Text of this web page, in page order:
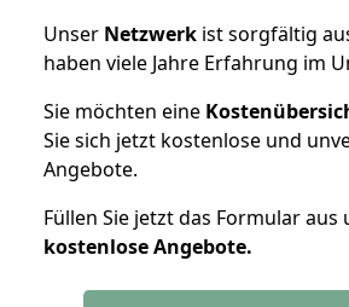
Unser Netzwerk ist sorgfältig
haben viele Jahre Erfahrung im
Sie möchten eine
Sie sich jetzt kostenlose und
Angebote.
Füllen Sie jetzt das Formular aus
kostenloseAngebote.